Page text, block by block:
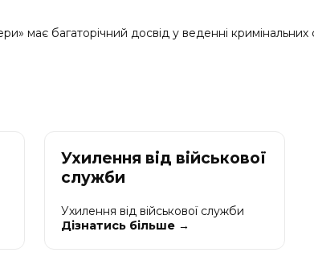
багаторічний досвід у веденні кримінальних
Ухилення від військової
служби
Ухилення від військової служби
Дізнатись більше →